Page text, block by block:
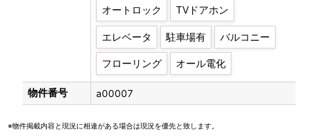
オートロック TVドアホン
エレベータ 駐車場有 バルコニー
フローリング オール電化
物件番号 a00007
※物件掲載内容と現況に相違がある場合は現況を優先と致します。